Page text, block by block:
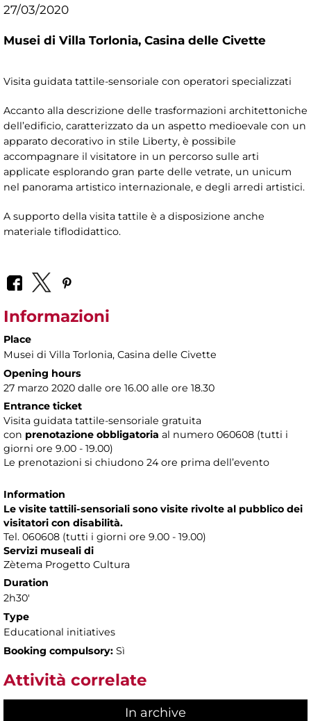
27/03/2020
Musei di Villa Torlonia, Casina delle Civette
Visita guidata tattile-sensoriale con operatori specializzati
Accanto alla descrizione delle trasformazioni architettoniche
dell’edificio, caratterizzato da un aspetto medioevale con un
apparato decorativo in stile Liberty, è possibile
accompagnare il visitatore in un percorso sulle arti
applicate esplorando gran parte delle vetrate, un unicum
nel panorama artistico internazionale, e degli arredi artistici.
A supporto della visita tattile è a disposizione anche
materiale tiflodidattico.
Informazioni
Place
Musei di Villa Torlonia, Casina delle Civette
Opening hours
27 marzo 2020 dalle ore 16.00 alle ore 18.30
Entrance ticket
Visita guidata tattile-sensoriale gratuita
con prenotazione obbligatoria al numero 060608 (tutti i
giorni ore 9.00 - 19.00)
Le prenotazioni si chiudono 24 ore prima dell’evento
Information
Le visite tattili-sensoriali sono visite rivolte al pubblico dei
visitatori con disabilità.
Tel. 060608 (tutti i giorni ore 9.00 - 19.00)
Servizi museali di
Zètema Progetto Cultura
Duration
2h30'
Type
Educational initiatives
Booking compulsory: Sì
Attività correlate
In archive